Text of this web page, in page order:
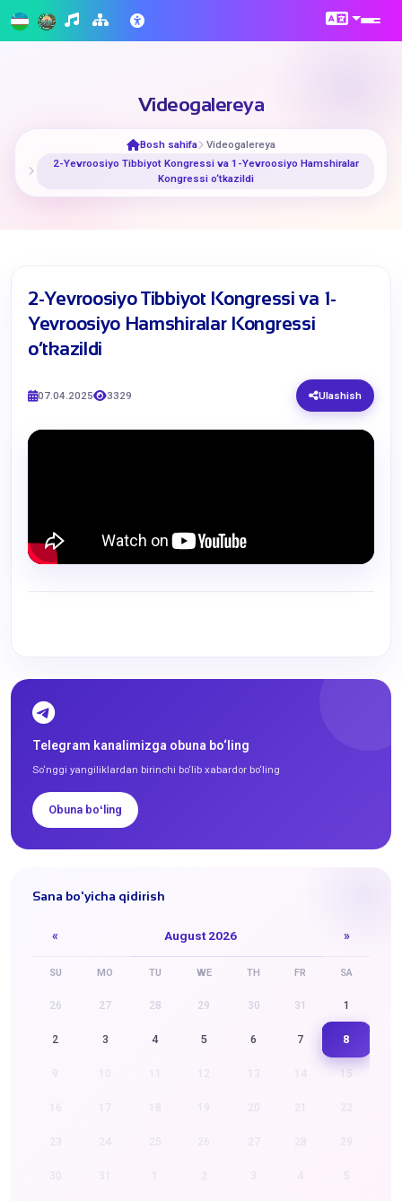
Videogalereya
Bosh sahifa
Videogalereya
2-Yevroosiyo Tibbiyot Kongressi va 1-Yevroosiyo Hamshiralar
Kongressi o‘tkazildi
2-Yevroosiyo Tibbiyot Kongressi va 1-
Yevroosiyo Hamshiralar Kongressi
o‘tkazildi
07.04.2025 3329 Ulashish
Telegram kanalimizga obuna bo‘ling
So‘nggi yangiliklardan birinchi bo‘lib xabardor bo‘ling
Obuna boʻling
Sana bo'yicha qidirish
« August 2026 »
SU MO TU WE TH FR SA
26 27 28 29 30 31 1
2 3 4 5 6 7 8
15
21 22
27 28 29
3 4 5